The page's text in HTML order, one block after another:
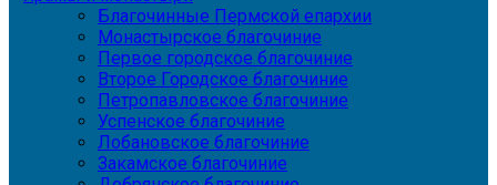
Благочинные Пермской епархии
Монастырское благочиние
Первое городское благочиние
Второе Городское благочиние
Петропавловское благочиние
Успенское благочиние
Лобановское благочиние
Закамское благочиние